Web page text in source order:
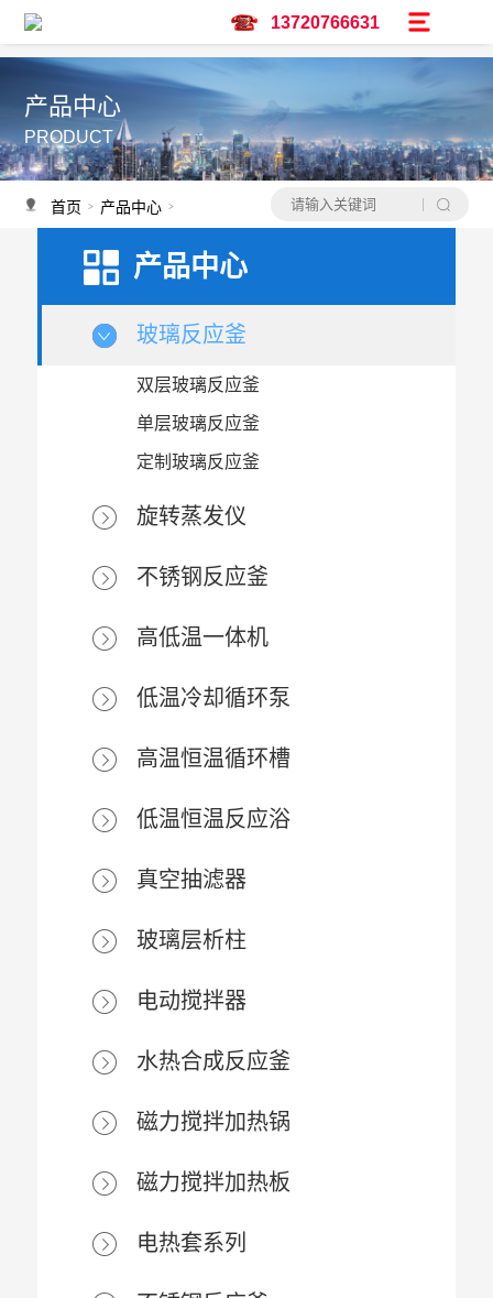
13720766631
产品中心
PRODUCT
首页 > 产品中心 >
产品中心
玻璃反应釜
双层玻璃反应釜
单层玻璃反应釜
定制玻璃反应釜
旋转蒸发仪
不锈钢反应釜
高低温一体机
低温冷却循环泵
高温恒温循环槽
低温恒温反应浴
真空抽滤器
玻璃层析柱
电动搅拌器
水热合成反应釜
磁力搅拌加热锅
磁力搅拌加热板
电热套系列